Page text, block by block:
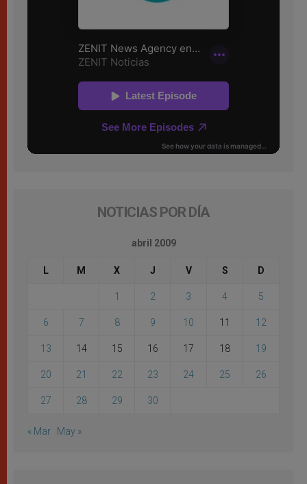
NOTICIAS POR DÍA
abril 2009
L M X J V S D
1 2 3 4 5
6 7 8 9 10 11 12
13 14 15 16 17 18 19
20 21 22 23 24 25 26
27 28 29 30
« Mar May »